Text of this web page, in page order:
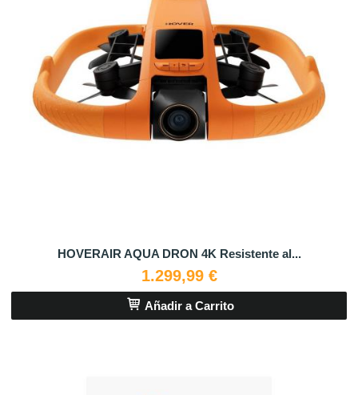
HOVERAIR AQUA DRON 4K Resistente al...
1.299,99 €
Añadir a Carrito